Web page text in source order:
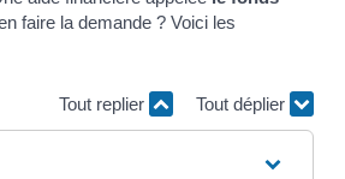
faire la demande ? Voici les
Tout replier Tout déplier